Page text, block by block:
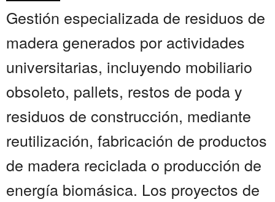
Gestión especializada de residuos de
madera generados por actividades
universitarias, incluyendo mobiliario
obsoleto, pallets, restos de poda y
residuos de construcción, mediante
reutilización, fabricación de productos
de madera reciclada o producción de
energía biomásica. Los proyectos de